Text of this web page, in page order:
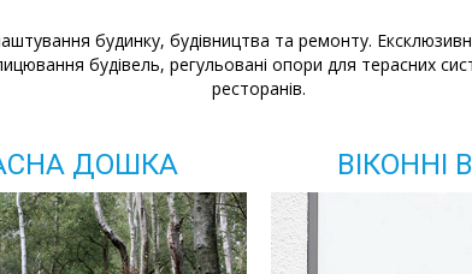
будинку, будівництва та ремонту.
будівель, регульовані опори для терасних
ресторанів.
ДОШКА ВІКОННІ